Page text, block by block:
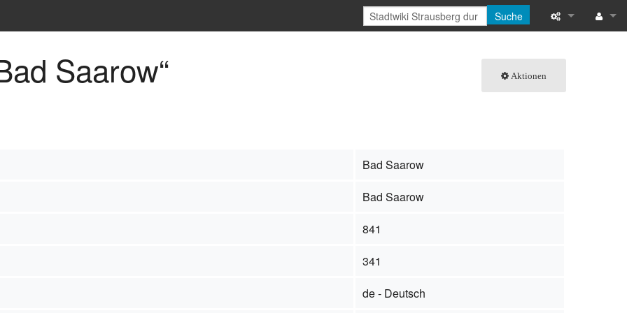
Suche
Aktionen
Saarow“
Bad Saarow
Bad Saarow
841
341
de - Deutsch